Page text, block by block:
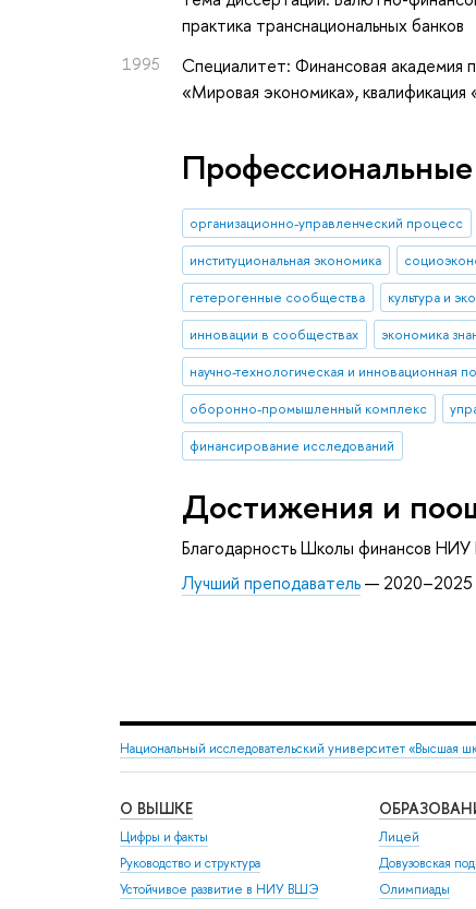
практика транснациональных банков
1995
Специалитет: Финансовая академия
«Мировая экономика»,
организационно-управленческий процесс
институциональная экономика
гетерогенные сообщества
культура и
инновации в сообществах
экономика
научно-технологическая и инновационная
оборонно-промышленный комплекс
финансирование исследований
Достижения и
Благодарность Школы финансов
Лучший преподаватель— 2020–2025
Национальный исследовательский университет «Высшая
О ВЫШКЕ
Цифры и факты
Руководство и структура
Устойчивое развитие в НИУ ВШЭ
Лицей
Довузовская
Олимпиады